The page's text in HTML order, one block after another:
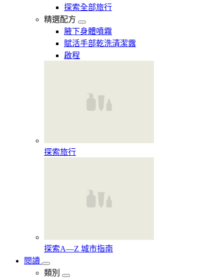
探索全部旅行
精選配方
腋下身體噴霧
賦活手部乾洗清潔露
啟程
探索旅行
探索A—Z 城市指南
閱讀
類別